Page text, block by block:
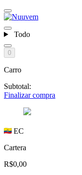
Todo
0
Carro
Subtotal:
Finalizar compra
EC
Cartera
R$0,00